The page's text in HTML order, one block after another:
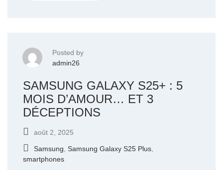
Posted by
admin26
SAMSUNG GALAXY S25+ : 5
MOIS D’AMOUR… ET 3
DÉCEPTIONS
août 2, 2025
Samsung, Samsung Galaxy S25 Plus,
smartphones